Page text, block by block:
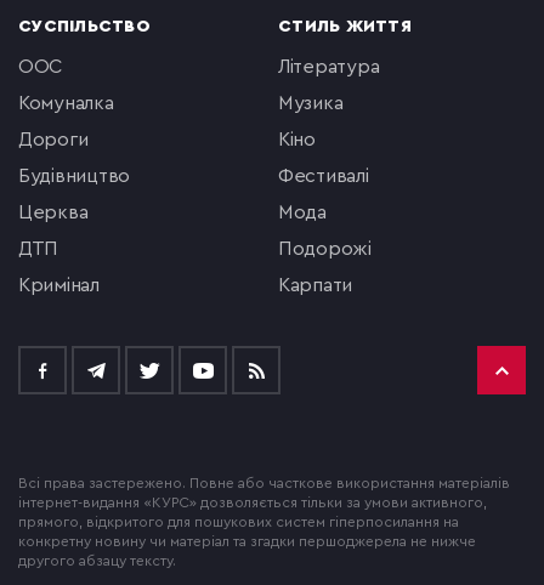
СУСПІЛЬСТВО
ООС
комуналка
Дороги
будівництво
церква
ДТП
кримінал
СТИЛЬ ЖИТТЯ
література
музика
кіно
фестивалі
мода
подорожі
Карпати
Всі права застережено. Повне або часткове використання матеріалів
інтернет-видання «КУРС» дозволяється тільки за умови активного,
прямого, відкритого для пошукових систем гіперпосилання на
конкретну новину чи матеріал та згадки першоджерела не нижче
другого абзацу тексту.